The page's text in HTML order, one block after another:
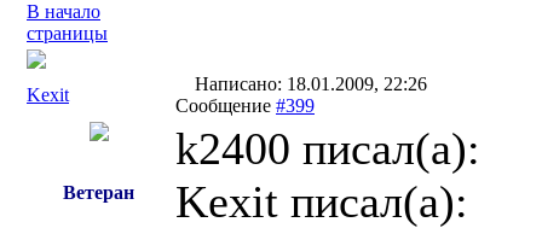
В начало
страницы
Kexit
Написано: 18.01.2009, 22:26
Сообщение #399
Ветеран
k2400 писал(a):
Kexit писал(a):